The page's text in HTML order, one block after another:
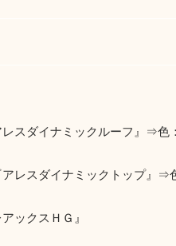
スダイナミックルーフ』⇒色
レスダイナミックトップ』⇒
ックスＨＧ』